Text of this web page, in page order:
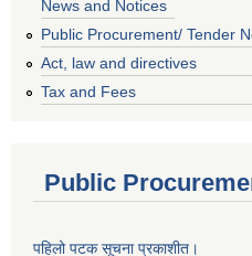
News and Notices
Public Procurement/ Tender
Act, law and directives
Tax and Fees
Public
पहिलो पटक सूचना प्रकाशीत।